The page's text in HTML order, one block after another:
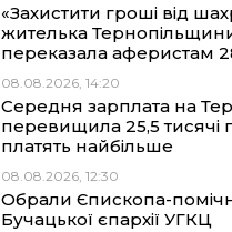
r
a
m
«Захистити гроші від
жителька
переказала аферистам
08.08.2026, 14:20
Середня зарплата на
перевищила 25,5 тисячі
платять найбільше
08.08.2026, 12:30
Обрали Єпископа-
Бучацької єпархії УГКЦ